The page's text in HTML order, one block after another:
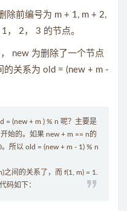
除前编号为 m + 1, m + 2,
， 2， 3 的节点。
new 为删除了一个节点
的关系为 old = (new + m -
= (new + m ) % n 呢？主要是
始的。如果 new + m == n的
所以 old = (new + m - 1) % n
间的关系了，而 f(1, m) = 1.
码如下：